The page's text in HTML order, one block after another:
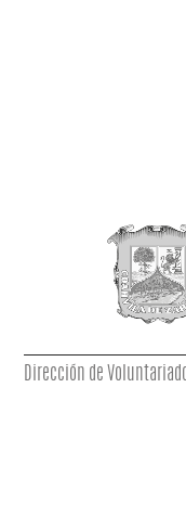
Dirección de